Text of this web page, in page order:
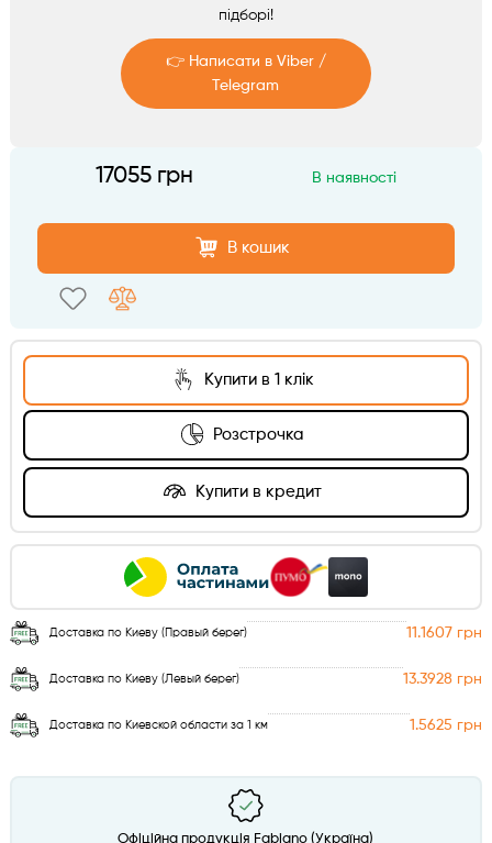
підборі!
👉 Написати в Viber /
Telegram
17055 грн В наявності
В кошик
Купити в 1 клік
Розстрочка
Купити в кредит
Доставка по Киеву (Правый берег) 11.1607 грн
Доставка по Киеву (Левый берег) 13.3928 грн
Доставка по Киевской области за 1 км 1.5625 грн
Офіційна продукція Fabiano (Україна)